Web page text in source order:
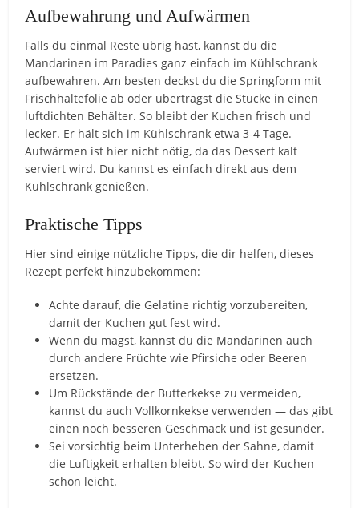
Aufbewahrung und Aufwärmen
Falls du einmal Reste übrig hast, kannst du die
Mandarinen im Paradies ganz einfach im Kühlschrank
aufbewahren. Am besten deckst du die Springform mit
Frischhaltefolie ab oder überträgst die Stücke in einen
luftdichten Behälter. So bleibt der Kuchen frisch und
lecker. Er hält sich im Kühlschrank etwa 3-4 Tage.
Aufwärmen ist hier nicht nötig, da das Dessert kalt
serviert wird. Du kannst es einfach direkt aus dem
Kühlschrank genießen.
Praktische Tipps
Hier sind einige nützliche Tipps, die dir helfen, dieses
Rezept perfekt hinzubekommen:
Achte darauf, die Gelatine richtig vorzubereiten,
damit der Kuchen gut fest wird.
Wenn du magst, kannst du die Mandarinen auch
durch andere Früchte wie Pfirsiche oder Beeren
ersetzen.
Um Rückstände der Butterkekse zu vermeiden,
kannst du auch Vollkornkekse verwenden — das gibt
einen noch besseren Geschmack und ist gesünder.
Sei vorsichtig beim Unterheben der Sahne, damit
die Luftigkeit erhalten bleibt. So wird der Kuchen
schön leicht.